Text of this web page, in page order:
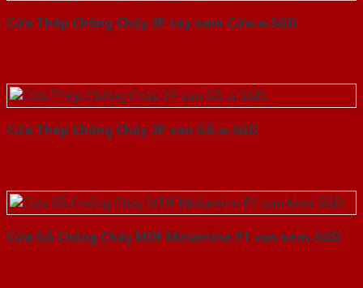
Cửa Thép Chống Cháy 2P tay nam Cửa-a-SGD
Cửa Thép Chống Cháy 2P van Gỗ-a-SGD
Cửa Gỗ Chống Cháy MDF Melamine P1 van kem-SGD